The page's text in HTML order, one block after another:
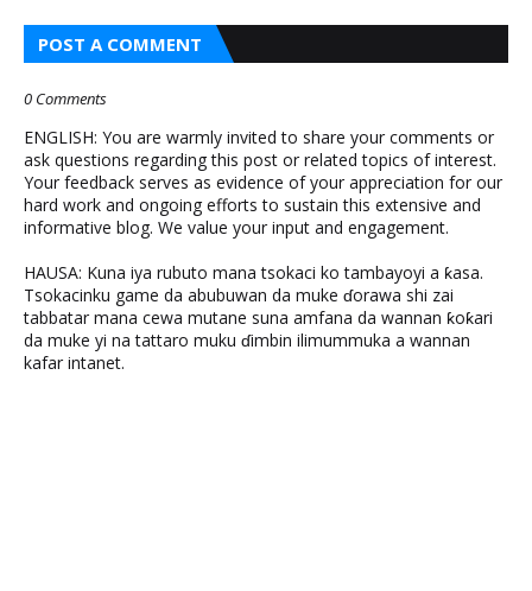
POST A COMMENT
0 Comments
ENGLISH: You are warmly invited to share your comments or
ask questions regarding this post or related topics of interest.
Your feedback serves as evidence of your appreciation for our
hard work and ongoing efforts to sustain this extensive and
informative blog. We value your input and engagement.
HAUSA: Kuna iya rubuto mana tsokaci ko tambayoyi a ƙasa.
Tsokacinku game da abubuwan da muke ɗorawa shi zai
tabbatar mana cewa mutane suna amfana da wannan ƙoƙari
da muke yi na tattaro muku ɗimbin ilimummuka a wannan
kafar intanet.